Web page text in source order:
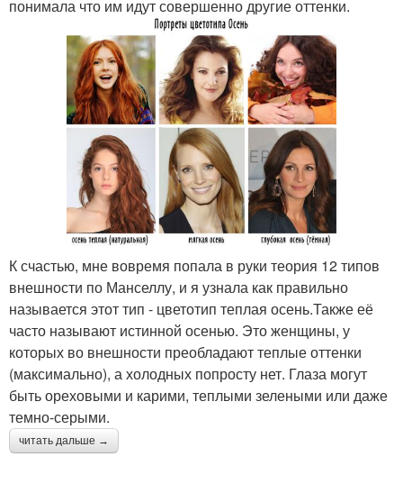
понимала что им идут совершенно другие оттенки.
К счастью, мне вовремя попала в руки теория 12 типов
внешности по Манселлу, и я узнала как правильно
называется этот тип - цветотип теплая осень.Также её
часто называют истинной осенью. Это женщины, у
которых во внешности преобладают теплые оттенки
(максимально), а холодных попросту нет. Глаза могут
быть ореховыми и карими, теплыми зелеными или даже
темно-серыми.
читать дальше →